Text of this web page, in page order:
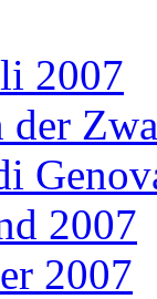
2007
2007
2007